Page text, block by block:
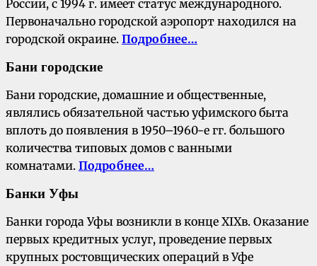
России, с 1994 г. имеет статус международного.
Первоначально городской аэропорт находился на
городской окраине. Подробнее…
Бани городские
Бани городские, домашние и общественные,
являлись обязательной частью уфимского быта
вплоть до появления в 1950–1960-е гг. большого
количества типовых домов с ванными
комнатами. Подробнее…
Банки Уфы
Банки города Уфы возникли в конце XIXв. Оказание
первых кредитных услуг, проведение первых
крупных ростовщических операций в Уфе